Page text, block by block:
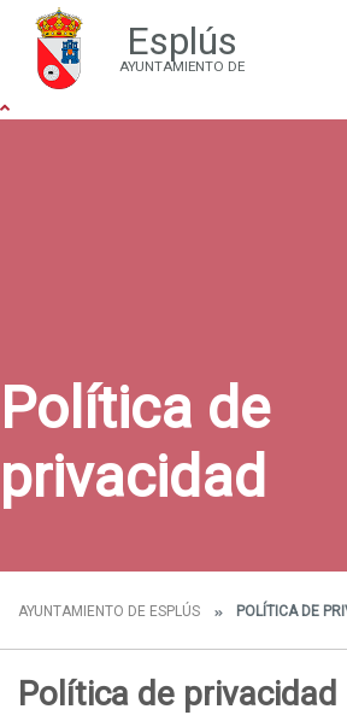
Esplús
AYUNTAMIENTO DE
Política de
privacidad
AYUNTAMIENTO DE ESPLÚS POLÍTICA DE
Política de privacidad